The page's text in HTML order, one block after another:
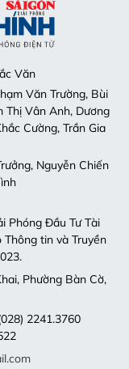
Văn
Văn Trường, Bùi
Thị Vân Anh, Dương
Cường, Trần Gia
Nguyễn Chiến
Phóng Đầu Tư Tài
tin và Truyền
Phường Bàn Cờ,
2241.3760